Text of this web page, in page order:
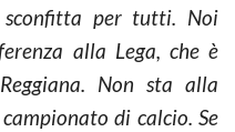
sconfitta per tutti. Noi
alla Lega, che è
Non sta alla
di calcio. Se